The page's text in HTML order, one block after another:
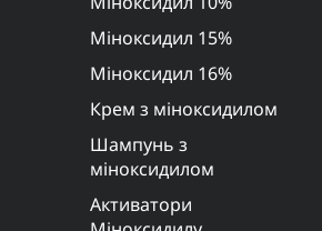
Міноксидил 15%
Міноксидил 16%
Крем з міноксидилом
Шампунь з
міноксидилом
Активатори